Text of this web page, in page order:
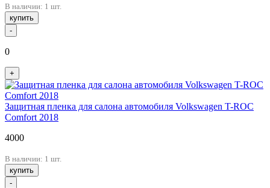
В наличии: 1 шт.
купить
-
0
+
Защитная пленка для салона автомобиля Volkswagen T-ROC
Comfort 2018
4000
В наличии: 1 шт.
купить
-